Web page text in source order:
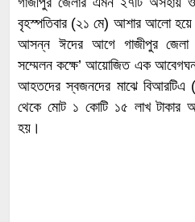
বৃহস্পতিবার (২১ মে) আশার আলো হয়ে
আসন্ন ঈদের আগে গাজীপুর জেলা
সম্মেলন কক্ষে’ আয়োজিত এক আবেগঘন
আহতদের স্বজনদের মাঝে বিআরটিএ
থেকে মোট ১ কোটি ১৫ লাখ টাকার
হয়।